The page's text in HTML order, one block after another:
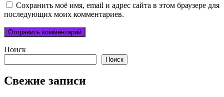
Сохранить моё имя, email и адрес сайта в этом браузере для
последующих моих комментариев.
Поиск
Поиск
Свежие записи